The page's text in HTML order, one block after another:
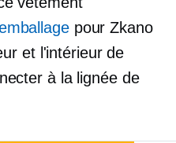
pour Zkano
et l'intérieur de
à la lignée de